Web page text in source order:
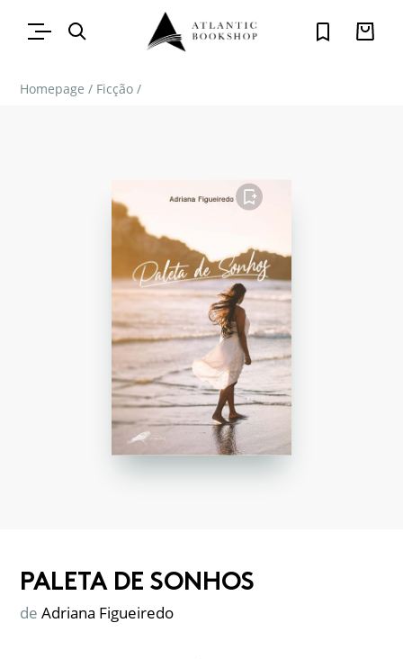
Homepage / Ficção /
FAVORITO
PALETA DE SONHOS
de Adriana Figueiredo